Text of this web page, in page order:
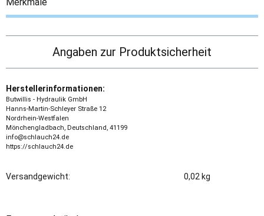
Angaben zur Produktsicherheit
Herstellerinformationen:
Butwillis - Hydraulik GmbH
Hanns-Martin-Schleyer Straße 12
Nordrhein-Westfalen
Mönchengladbach, Deutschland, 41199
info@schlauch24.de
https://schlauch24.de
Versandgewicht: 0,02 kg